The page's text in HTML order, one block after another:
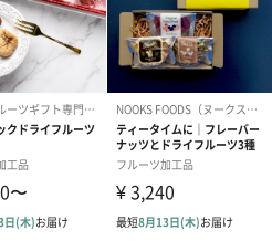
ルが舞う上品で華やかなデザイン
存料や砂糖を一切使用していま